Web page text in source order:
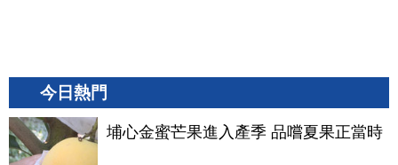
今日熱門
埔心金蜜芒果進入產季 品嚐夏果正當時